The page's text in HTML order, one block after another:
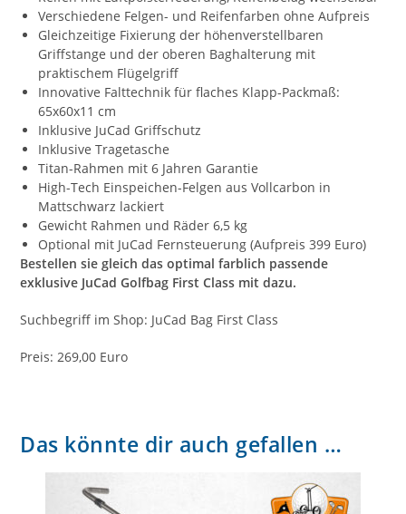
Verschiedene Felgen- und Reifenfarben ohne Aufpreis
Gleichzeitige Fixierung der höhenverstellbaren
Griffstange und der oberen Baghalterung mit
praktischem Flügelgriff
Innovative Falttechnik für flaches Klapp-Packmaß:
65x60x11 cm
Inklusive JuCad Griffschutz
Inklusive Tragetasche
Titan-Rahmen mit 6 Jahren Garantie
High-Tech Einspeichen-Felgen aus Vollcarbon in
Mattschwarz lackiert
Gewicht Rahmen und Räder 6,5 kg
Optional mit JuCad Fernsteuerung (Aufpreis 399 Euro)
Bestellen sie gleich das optimal farblich passende
exklusive JuCad Golfbag First Class mit dazu.
Suchbegriff im Shop: JuCad Bag First Class
Preis: 269,00 Euro
Das könnte dir auch gefallen …